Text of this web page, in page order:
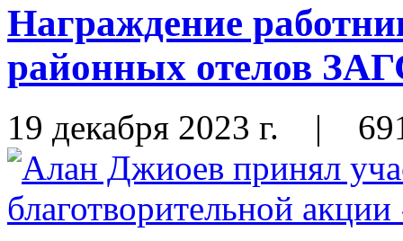
Награждение
районных отелов
19 декабря 2023 г. |